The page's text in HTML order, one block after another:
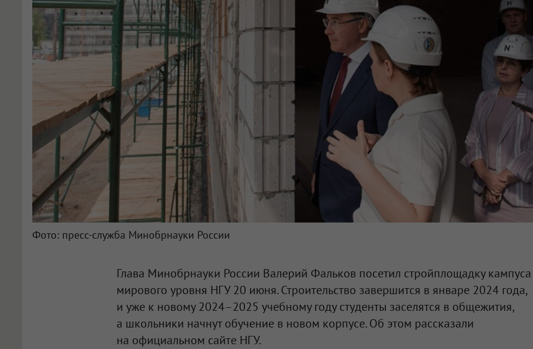
Фото: пресс-служба Минобрнауки России
Глава Минобрнауки России Валерий Фальков посетил стройплощадку кампуса
мирового уровня НГУ 20 июня. Строительство завершится в январе 2024 года,
и уже к новому 2024–2025 учебному году студенты заселятся в общежития,
а школьники начнут обучение в новом корпусе. Об этом рассказали
на официальном сайте НГУ.